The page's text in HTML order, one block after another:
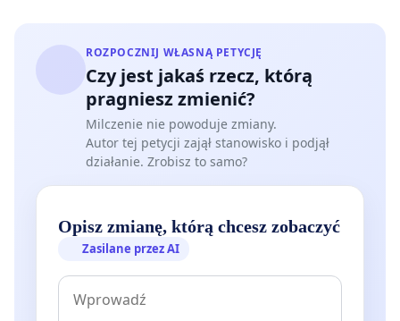
ROZPOCZNIJ WŁASNĄ PETYCJĘ
Czy jest jakaś rzecz, którą
pragniesz zmienić?
Milczenie nie powoduje zmiany.
Autor tej petycji zajął stanowisko i podjął
działanie. Zrobisz to samo?
Opisz zmianę, którą chcesz zobaczyć
Zasilane przez AI